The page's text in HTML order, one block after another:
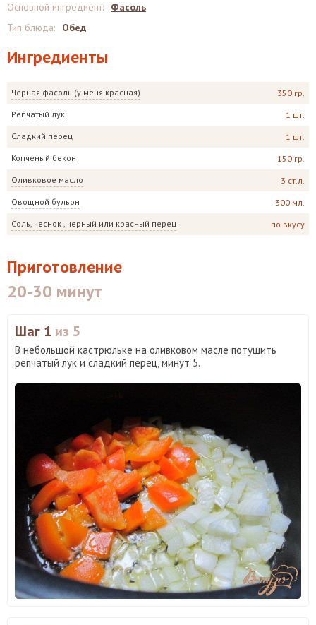
Ингредиенты
Черная фасоль (у меня красная) 350 гр.
Репчатый лук 1 шт.
Сладкий перец 1 шт.
Копченый бекон 150 гр.
Оливковое масло 3 ст.л.
Овощной бульон 300 мл.
Соль, чеснок , черный или красный перец по вкусу
Основной ингредиент:
Фасоль
Тип блюда: Обед
Приготовление
20-30 минут
Шаг 1 из 5
В небольшой кастрюльке на оливковом масле потушить
репчатый лук и сладкий перец, минут 5.